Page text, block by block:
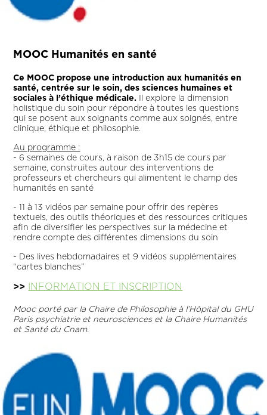
MOOC Humanités en santé
Ce MOOC propose une introduction aux humanités en
santé, centrée sur le soin, des sciences humaines et
sociales à l’éthique médicale. Il explore la dimension
holistique du soin pour répondre à toutes les questions
qui se posent aux soignants comme aux soignés, entre
clinique, éthique et philosophie.
Au programme :
- 6 semaines de cours, à raison de 3h15 de cours par
semaine, construites autour des interventions de
professeurs et chercheurs qui alimentent le champ des
humanités en santé
- 11 à 13 vidéos par semaine pour offrir des repères
textuels, des outils théoriques et des ressources critiques
afin de diversifier les perspectives sur la médecine et
rendre compte des différentes dimensions du soin
- Des lives hebdomadaires et 9 vidéos supplémentaires
“cartes blanches”
>> INFORMATION ET INSCRIPTION
Mooc porté par la Chaire de Philosophie à l’Hôpital du GHU
Paris psychiatrie et neurosciences et la Chaire Humanités
et Santé du Cnam.